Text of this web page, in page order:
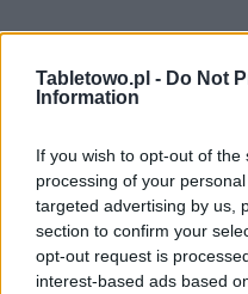
Tabletowo.pl - Do Not
Information
If you wish to opt-out of
processing of your
targeted advertising by us,
section to confirm your
opt-out request is
interest-based ads based